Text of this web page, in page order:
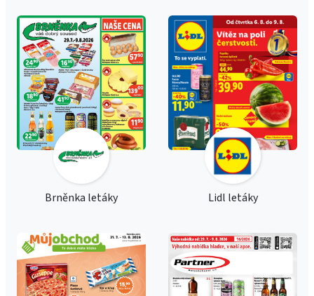
Brněnka letáky Lidl letáky